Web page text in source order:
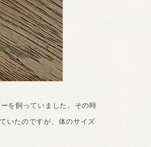
を飼っていました。その時
いたのですが、体のサイズ